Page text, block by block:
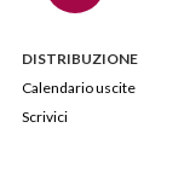
DISTRIBUZIONE
Calendario uscite
Scrivici